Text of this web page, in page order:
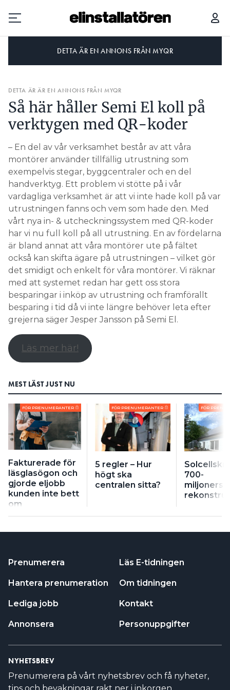
Hantera prenumeration
Lediga jobb
Annonsera
Läs E-tidningen
Om tidningen
Kontakt
Personuppgifter
Search for:
SEARCH
DETTA ÄR EN ANNONS FRÅN MYQR
DETTA ÄR ÄR EN ANNONS FRÅN MYQR
Så här håller Semi El koll på
verktygen med QR-koder
– En del av vår verksamhet består av att våra
montörer använder tillfällig utrustning som
exempelvis stegar, byggcentraler och en del
handverktyg. Ett problem vi stötte på i vår
vardagliga verksamhet är att vi inte hade koll på var
utrustningen fanns och vem som hade den. Med
vårt nya in- & utcheckningssystem med QR-koder
har vi nu full koll på all utrustning. En av fördelarna
är bland annat att våra montörer ute på fältet
också kan skifta ägare på utrustningen – vilket gör
det smidigt och enkelt för våra montörer. Vi räknar
med att systemet redan har gett oss stora
besparingar i inköp av utrustning och framförallt
besparing i tid då vi inte längre behöver leta efter
grejerna säger Jesper Jansson på Semi El.
Läs mer här!
MEST LÄST JUST NU
FÖR PRENUMERANTER
Fakturerade för
läsglasögon och
gjorde eljobb
kunden inte bett
om
FÖR PRENUMERANTER
5 regler – Hur
högt ska
centralen sitta?
FÖR
700-
Prenumerera
Hantera prenumeration
Lediga jobb
Annonsera
Läs E-tidningen
Om tidningen
Kontakt
Personuppgifter
NYHETSBREV
Prenumerera på vårt nyhetsbrev och få nyheter,